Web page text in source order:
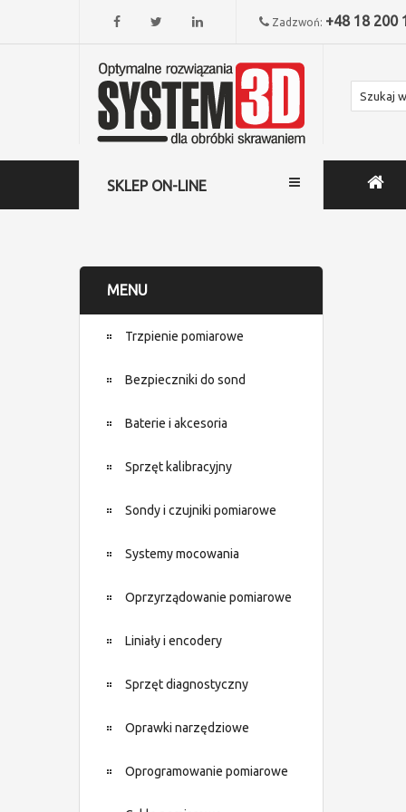
Zadzwoń: +48 18 200
SKLEP ON-LINE
MENU
Trzpienie pomiarowe
Bezpieczniki do sond
Baterie i akcesoria
Sprzęt kalibracyjny
Sondy i czujniki pomiarowe
Systemy mocowania
Oprzyrządowanie pomiarowe
Liniały i encodery
Sprzęt diagnostyczny
Oprawki narzędziowe
Oprogramowanie pomiarowe